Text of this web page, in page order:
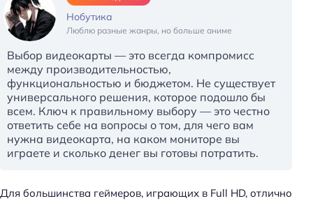
Нобутика
Люблю разные жанры, но больше аниме
Выбор видеокарты — это всегда компромисс
между производительностью,
функциональностью и бюджетом. Не существует
универсального решения, которое подошло бы
всем. Ключ к правильному выбору — это честно
ответить себе на вопросы о том, для чего вам
нужна видеокарта, на каком мониторе вы
играете и сколько денег вы готовы потратить.
Для большинства геймеров, играющих в Full HD, отлично